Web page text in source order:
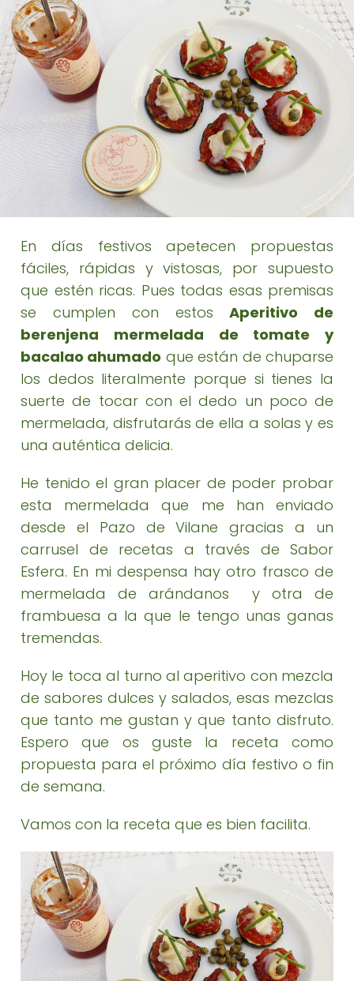
En días festivos apetecen propuestas
fáciles, rápidas y vistosas, por supuesto
que estén ricas. Pues todas esas premisas
se cumplen con estos Aperitivo de
berenjena mermelada de tomate y
bacalao ahumado que están de chuparse
los dedos literalmente porque si tienes la
suerte de tocar con el dedo un poco de
mermelada, disfrutarás de ella a solas y es
una auténtica delicia.
He tenido el gran placer de poder probar
esta mermelada que me han enviado
desde el Pazo de Vilane gracias a un
carrusel de recetas a través de Sabor
Esfera. En mi despensa hay otro frasco de
mermelada de arándanos y otra de
frambuesa a la que le tengo unas ganas
tremendas.
Hoy le toca al turno al aperitivo con mezcla
de sabores dulces y salados, esas mezclas
que tanto me gustan y que tanto disfruto.
Espero que os guste la receta como
propuesta para el próximo día festivo o fin
de semana.
Vamos con la receta que es bien facilita.